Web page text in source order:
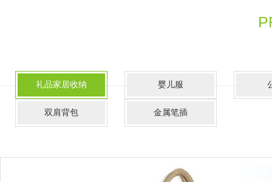
礼品家居收纳 婴儿服
双肩背包 金属笔插